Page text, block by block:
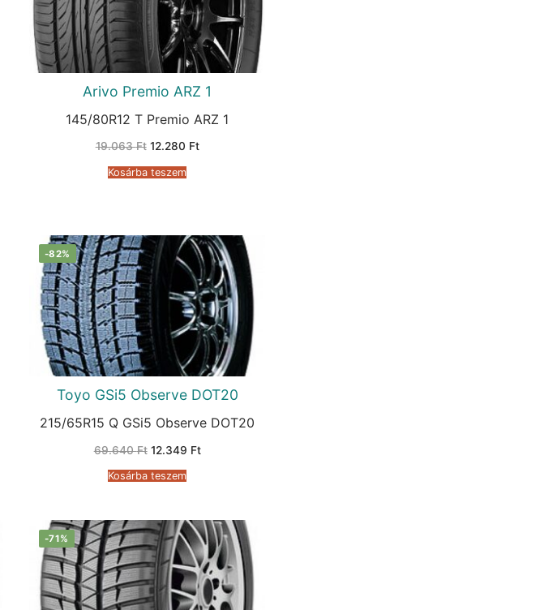
Arivo Premio ARZ 1
145/80R12 T Premio ARZ 1
19.063Ft Original
was:
19.063 Ft.
12.280 FtCurrent
Kosárba teszem
-82%
Toyo GSi5 Observe DOT20
215/65R15 Q GSi5 Observe DOT20
69.640Ft Original
was:
69.640 Ft.
12.349 FtCurrent
Kosárba teszem
-71%